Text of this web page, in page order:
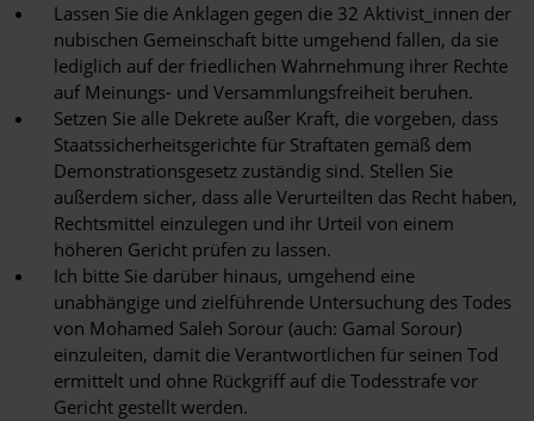
Lassen Sie die Anklagen gegen die 32 Aktivist_innen der
nubischen Gemeinschaft bitte umgehend fallen, da sie
lediglich auf der friedlichen Wahrnehmung ihrer Rechte
auf Meinungs- und Versammlungsfreiheit beruhen.
Setzen Sie alle Dekrete außer Kraft, die vorgeben, dass
Staatssicherheitsgerichte für Straftaten gemäß dem
Demonstrationsgesetz zuständig sind. Stellen Sie
außerdem sicher, dass alle Verurteilten das Recht haben,
Rechtsmittel einzulegen und ihr Urteil von einem
höheren Gericht prüfen zu lassen.
Ich bitte Sie darüber hinaus, umgehend eine
unabhängige und zielführende Untersuchung des Todes
von Mohamed Saleh Sorour (auch: Gamal Sorour)
einzuleiten, damit die Verantwortlichen für seinen Tod
ermittelt und ohne Rückgriff auf die Todesstrafe vor
Gericht gestellt werden.